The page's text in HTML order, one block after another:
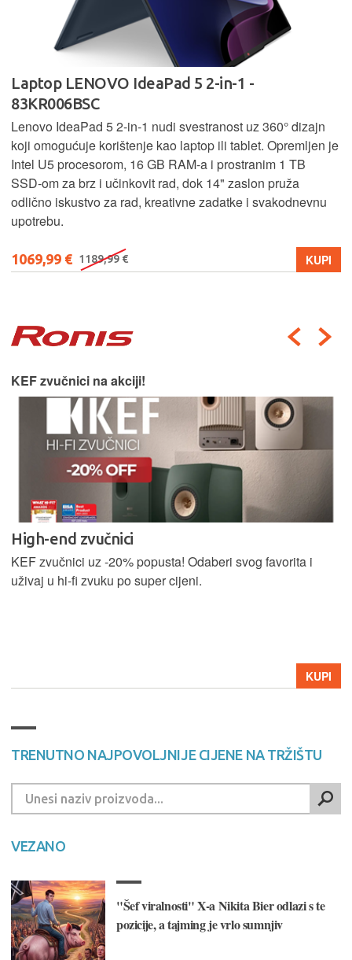
Laptop LENOVO IdeaPad 5 2-in-1 -
83KR006BSC
Lenovo IdeaPad 5 2‑in‑1 nudi svestranost uz 360° dizajn
koji omogućuje korištenje kao laptop ili tablet. Opremljen je
Intel U5 procesorom, 16 GB RAM-a i prostranim 1 TB
SSD‑om za brz i učinkovit rad, dok 14" zaslon pruža
odlično iskustvo za rad, kreativne zadatke i svakodnevnu
upotrebu.
1069,99 € 1189,99 € KUPI
KEF zvučnici na akciji!
High-end zvučnici
KEF zvučnici uz -20% popusta! Odaberi svog favorita i
uživaj u hi-fi zvuku po super cijeni.
KUPI
TRENUTNO NAJPOVOLJNIJE CIJENE NA TRŽIŠTU
VEZANO
"Šef viralnosti" X-a Nikita Bier odlazi s te
pozicije, a tajming je vrlo sumnjiv